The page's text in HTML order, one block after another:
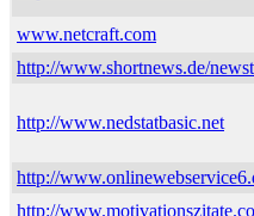
www.netcraft.com
http://www.shortnews.de/
http://www.nedstatbasic.net
http://
http://